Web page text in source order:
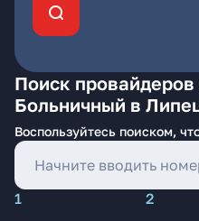
Поиск
Больничный в
Воспользуйтесь поиском,
1 2